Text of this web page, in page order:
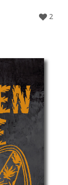
2